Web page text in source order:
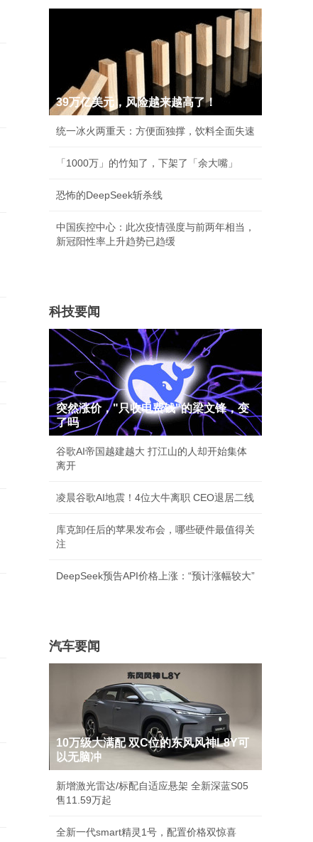
39万亿美元，风险越来越高了！
统一冰火两重天：方便面独撑，饮料全面失速
「1000万」的竹知了，下架了「余大嘴」
恐怖的DeepSeek斩杀线
中国疾控中心：此次疫情强度与前两年相当，
新冠阳性率上升趋势已趋缓
科技要闻
突然涨价，"只收电费钱"的梁文锋，变
了吗
谷歌AI帝国越建越大 打江山的人却开始集体
离开
凌晨谷歌AI地震！4位大牛离职 CEO退居二线
库克卸任后的苹果发布会，哪些硬件最值得关
注
DeepSeek预告API价格上涨：“预计涨幅较大”
汽车要闻
10万级大满配 双C位的东风风神L8Y可
以无脑冲
新增激光雷达/标配自适应悬架 全新深蓝S05
售11.59万起
全新一代smart精灵1号，配置价格双惊喜